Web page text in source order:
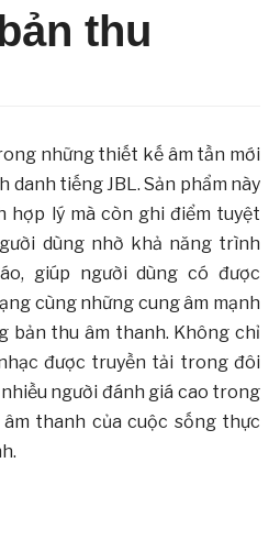
thu
những thiết kế âm tần mới
danh tiếng JBL. Sản phẩm này
hợp lý mà còn ghi điểm tuyệt
dùng nhờ khả năng trình
giúp người dùng có được
cùng những cung âm mạnh
bản thu âm thanh. Không chỉ
được truyền tải trong đôi
người đánh giá cao trong
thanh của cuộc sống thực